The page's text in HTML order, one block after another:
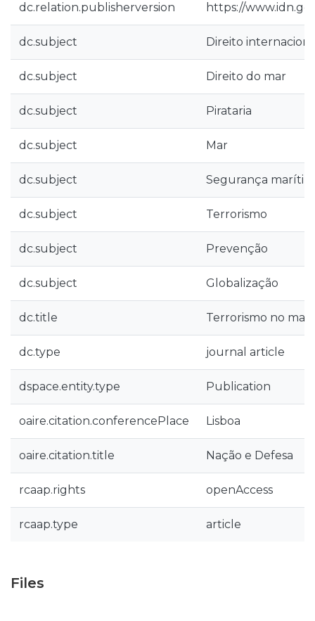
dc.relation.publisherversion https://
dc.subject Direito
dc.subject Direito do mar
dc.subject Pirataria
dc.subject Mar
dc.subject Segurança
dc.subject Terrorismo
dc.subject Prevenção
dc.subject Globalização
dc.title Terrorismo no
dc.type journal article
dspace.entity.type Publication
oaire.citation.conferencePlace Lisboa
oaire.citation.title Nação e Defesa
rcaap.rights openAccess
rcaap.type article
Files